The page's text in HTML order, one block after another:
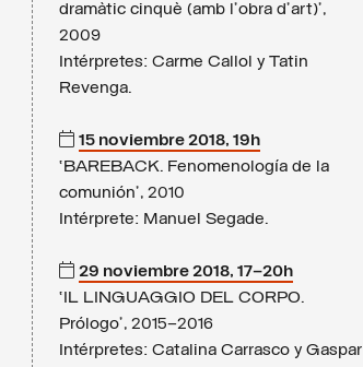
dramàtic cinquè (amb l’obra d’art)’,
2009
Intérpretes: Carme Callol y Tatin
Revenga.
15 noviembre 2018, 19h
‘BAREBACK. Fenomenología de la
comunión’, 2010
Intérprete: Manuel Segade.
29 noviembre 2018, 17–20h
‘IL LINGUAGGIO DEL CORPO.
Prólogo’, 2015–2016
Intérpretes: Catalina Carrasco y Gaspar